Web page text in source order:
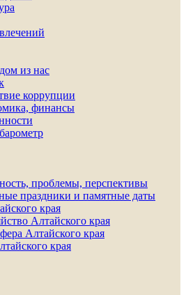
из нас
коррупции
финансы
проблемы, перспективы
праздники и памятные даты
края
Алтайского края
Алтайского края
края